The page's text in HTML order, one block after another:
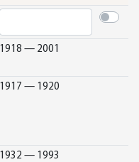
1918 — 2001
1917 — 1920
1932 — 1993